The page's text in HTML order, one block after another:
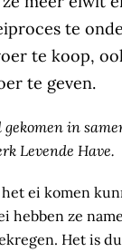
te
te koop,
te geven.
in
Levende Have.
ei komen
hebben ze
Het is